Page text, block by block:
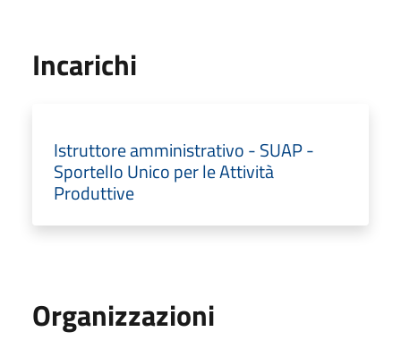
Incarichi
Istruttore amministrativo - SUAP -
Sportello Unico per le Attività
Produttive
Organizzazioni